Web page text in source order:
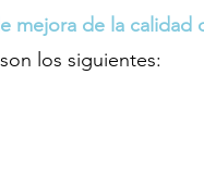
mejora de la calidad
los siguientes: